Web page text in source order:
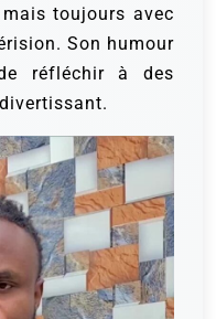
toujours avec
Son humour
réfléchir à des